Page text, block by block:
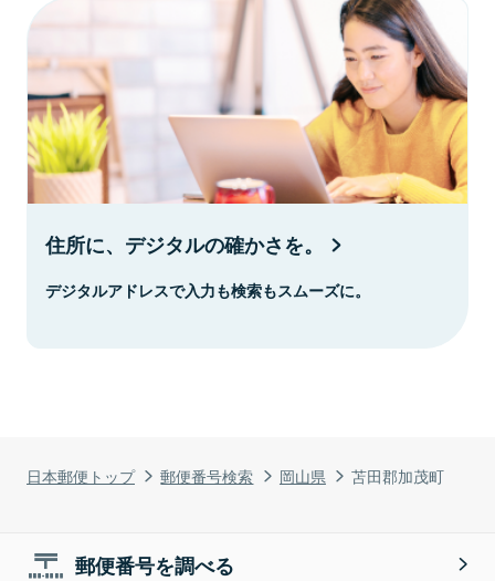
日本郵便トップ 郵便番号検索 岡山県 苫田郡加茂町
住所に、デジタルの確かさを。
デジタルアドレスで入力も検索もスムーズに。
郵便番号を調べる